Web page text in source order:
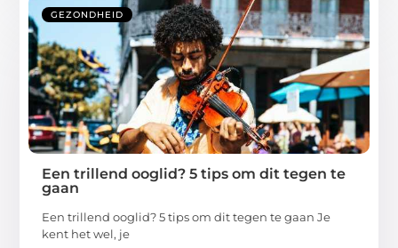
GEZONDHEID
Een trillend ooglid? 5 tips om dit tegen te
gaan
Een trillend ooglid? 5 tips om dit tegen te gaan Je
kent het wel, je